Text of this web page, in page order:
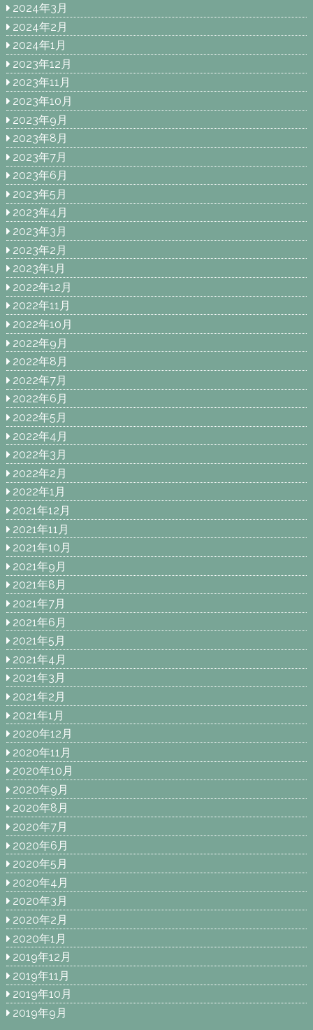
2024年3月
2024年2月
2024年1月
2023年12月
2023年11月
2023年10月
2023年9月
2023年8月
2023年7月
2023年6月
2023年5月
2023年4月
2023年3月
2023年2月
2023年1月
2022年12月
2022年11月
2022年10月
2022年9月
2022年8月
2022年7月
2022年6月
2022年5月
2022年4月
2022年3月
2022年2月
2022年1月
2021年12月
2021年11月
2021年10月
2021年9月
2021年8月
2021年7月
2021年6月
2021年5月
2021年4月
2021年3月
2021年2月
2021年1月
2020年12月
2020年11月
2020年10月
2020年9月
2020年8月
2020年7月
2020年6月
2020年5月
2020年4月
2020年3月
2020年2月
2020年1月
2019年12月
2019年11月
2019年10月
2019年9月